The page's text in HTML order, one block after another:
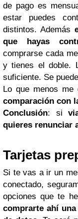
de pago es
estar puedes
distintos. Además
que hayas
comprarse cada
y tienes el doble.
suficiente. Se
Lo que menos me
comparación con
Conclusión: si
quieres renunciar
Tarjetas
Si te vas a ir un
conectado,
opciones que te
comprarte ahí